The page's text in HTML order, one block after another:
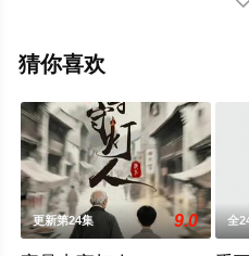
或剧情网等平台了解。
猜你喜欢
更新第24集 9.0 全